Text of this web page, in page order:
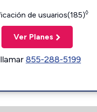
de usuarios(185)◊
Ver Planes
855-288-5199